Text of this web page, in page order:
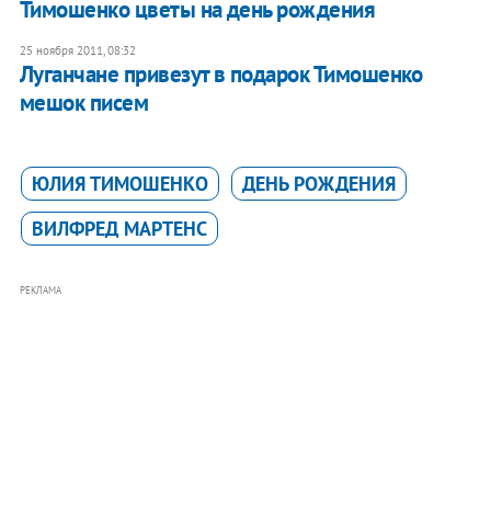
Тимошенко цветы на день рождения
25 ноября 2011, 08:32
Луганчане привезут в подарок Тимошенко
мешок писем
ЮЛИЯ ТИМОШЕНКО
ДЕНЬ РОЖДЕНИЯ
ВИЛФРЕД МАРТЕНС
РЕКЛАМА